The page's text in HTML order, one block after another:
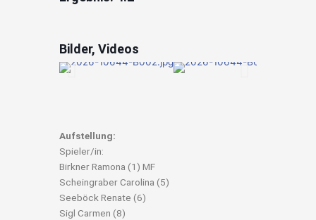
Bilder, Videos
Aufstellung:
Spieler/in:
Birkner Ramona (1) MF
Scheingraber Carolina (5)
Seeböck Renate (6)
Sigl Carmen (8)